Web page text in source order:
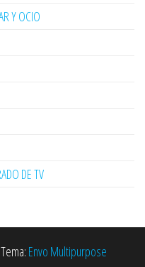
Y OCIO
DE TV
Tema: Envo Multipurpose